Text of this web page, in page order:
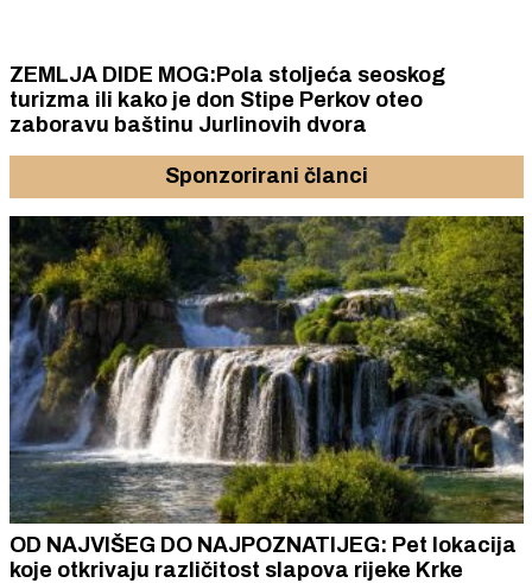
ZEMLJA DIDE MOG:Pola stoljeća seoskog
turizma ili kako je don Stipe Perkov oteo
zaboravu baštinu Jurlinovih dvora
Sponzorirani članci
OD NAJVIŠEG DO NAJPOZNATIJEG: Pet lokacija
koje otkrivaju različitost slapova rijeke Krke